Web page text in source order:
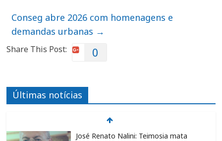
Conseg abre 2026 com homenagens e
demandas urbanas →
Share This Post: 0
Últimas notícias
José Renato Nalini: Teimosia mata